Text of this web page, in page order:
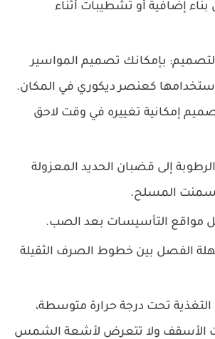
بناء إضافية أو تشطيبات أثناء
بإمكانك تصميم المواسير
كعنصر ديكوري في المكان.
إمكانية تغييره في وقت لاحق
إلى قضبان الحديد المعزولة
المسلح.
مواقع التأسيسات بعد الصب.
الفصل بين خطوط الصرف الثقيلة
التغذية تحت درجة حرارة متوسطة،
الأسقف ولا تتعرض لأشعة الشمس